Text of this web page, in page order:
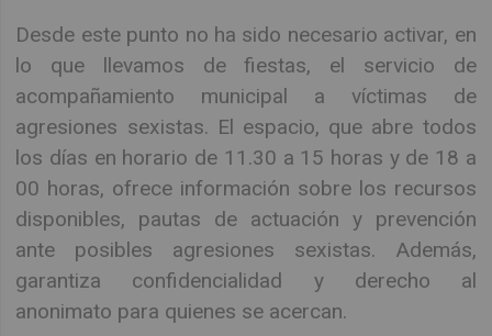
Desde este punto no ha sido necesario activar, en
lo que llevamos de fiestas, el servicio de
acompañamiento municipal a víctimas de
agresiones sexistas. El espacio, que abre todos
los días en horario de 11.30 a 15 horas y de 18 a
00 horas, ofrece información sobre los recursos
disponibles, pautas de actuación y prevención
ante posibles agresiones sexistas. Además,
garantiza confidencialidad y derecho al
anonimato para quienes se acercan.